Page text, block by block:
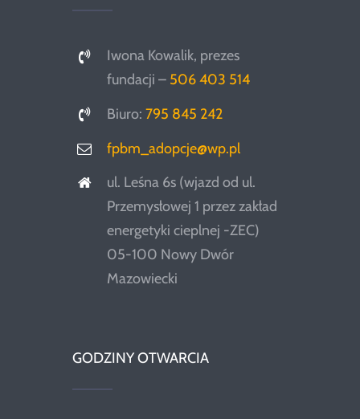
Iwona Kowalik, prezes
fundacji – 506 403 514
Biuro:795 845 242
fpbm_adopcje@wp.pl
ul. Leśna 6s (wjazd od ul.
Przemysłowej 1 przez zakład
energetyki cieplnej -ZEC)
05-100 Nowy Dwór
Mazowiecki
GODZINY OTWARCIA